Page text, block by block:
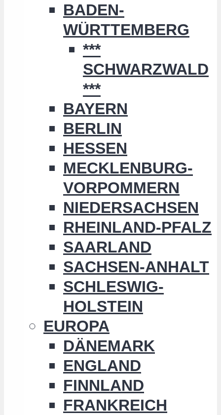
BADEN-
WÜRTTEMBERG
***
SCHWARZWALD
***
BAYERN
BERLIN
HESSEN
MECKLENBURG-
VORPOMMERN
NIEDERSACHSEN
RHEINLAND-PFALZ
SAARLAND
SACHSEN-ANHALT
SCHLESWIG-
HOLSTEIN
EUROPA
DÄNEMARK
ENGLAND
FINNLAND
FRANKREICH